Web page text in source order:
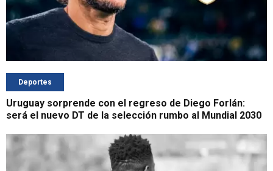
Deportes
Uruguay sorprende con el regreso de Diego Forlán:
será el nuevo DT de la selección rumbo al Mundial 2030